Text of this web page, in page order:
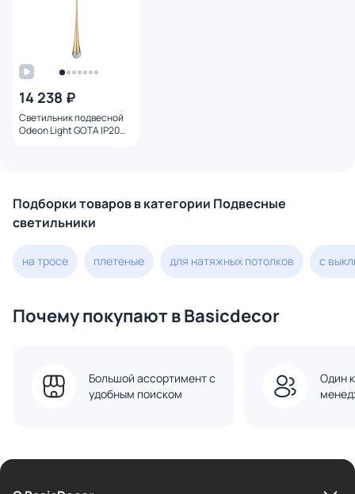
14 238 ₽
Светильник подвесной
Odeon Light GOTA IP20
Подборки товаров в категории Подвесные
светильники
на тросе плетеные для натяжных потолков с
Почему покупают в Basicdecor
Большой ассортимент с
удобным поиском
Один